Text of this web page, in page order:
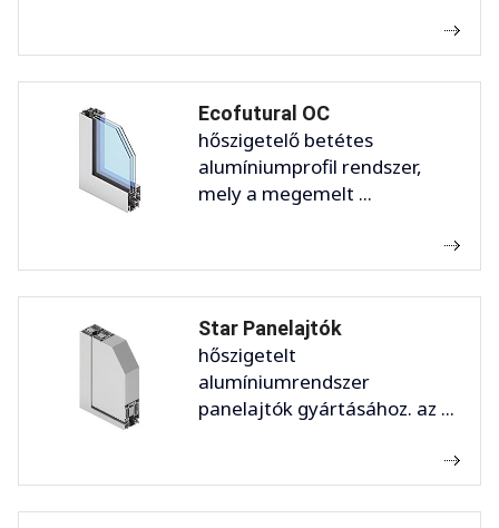
Ecofutural OC
hőszigetelő betétes
alumíniumprofil rendszer,
mely a megemelt ...
Star Panelajtók
hőszigetelt
alumíniumrendszer
panelajtók gyártásához. az ...